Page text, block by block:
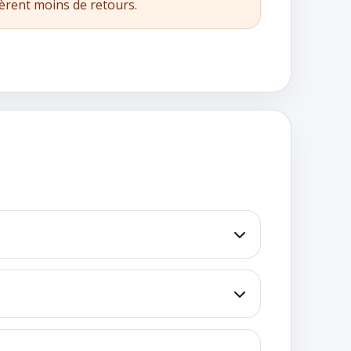
moins de retours.